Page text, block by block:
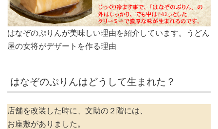
はなぞのぷりんが美味しい理由を紹介しています。うどん
屋の女将がデザートを作る理由
はなぞのぷりんはどうして生まれた？
店舗を改装した時に、文助の２階には、
お座敷がありました。